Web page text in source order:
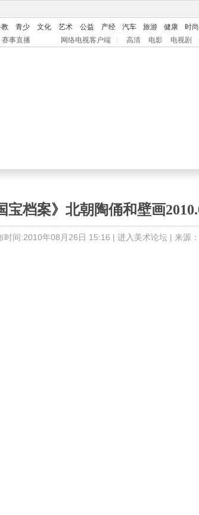
青少 文化 艺术 公益 产经 汽车 旅游 健康 时尚
赛事直播 网络电视客户端 高清 电影 电视剧
宝档案》北朝陶俑和壁画
时间:2010年08月26日 15:16 | 进入美术论坛 | 来源